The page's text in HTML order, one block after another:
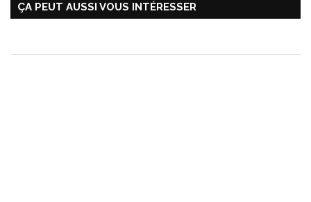
ÇA PEUT AUSSI VOUS INTÉRESSER